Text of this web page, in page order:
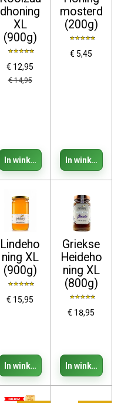
dhoning
XL
(900g)
€ 12,95
€ 14,95
In winkelwagen
mosterd
(200g)
€ 5,45
In
Lindeho
ning XL
(900g)
€ 15,95
In winkelwagen
Griekse
Heideho
ning XL
(800g)
€ 18,95
In